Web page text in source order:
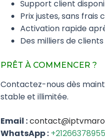
Support client
Prix justes, sans frais
Activation rapide
Des milliers de
PRÊT À COMMENCER ?
Contactez-nous dès
stable et illimitée.
Email :
WhatsApp :